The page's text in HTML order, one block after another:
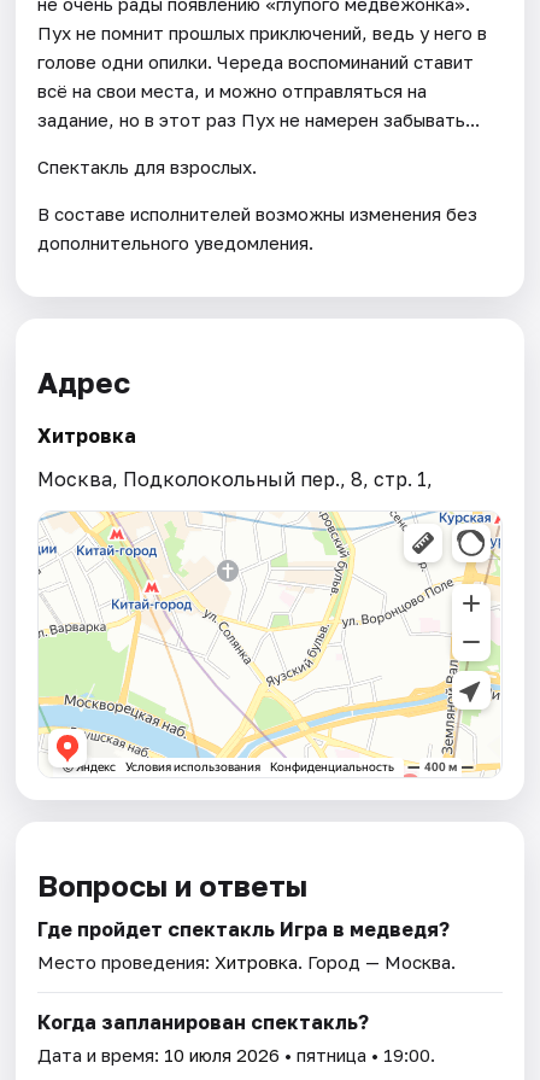
Пух не помнит прошлых приключений, ведь у него в
голове одни опилки. Череда воспоминаний ставит
всё на свои места, и можно отправляться на
задание, но в этот раз Пух не намерен забывать...
Спектакль для взрослых.
В составе исполнителей возможны изменения без
дополнительного уведомления.
Адрес
Хитровка
Москва, Подколокольный пер., 8, стр. 1,
Вопросы и ответы
Где пройдет спектакль Игра в медведя?
Место проведения:Хитровка. Город — Москва.
Когда запланирован спектакль?
Дата и время: 10 июля 2026 • пятница • 19:00.